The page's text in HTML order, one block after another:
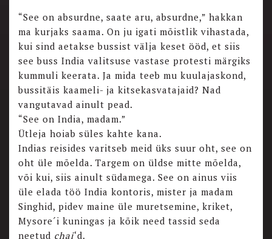
“See on absurdne, saate aru, absurdne,” hakkan
ma kurjaks saama. On ju igati mõistlik vihastada,
kui sind aetakse bussist välja keset ööd, et siis
see buss India valitsuse vastase protesti märgiks
kummuli keerata. Ja mida teeb mu kuulajaskond,
bussitäis kaameli- ja kitsekasvatajaid? Nad
vangutavad ainult pead.
“See on India, madam.”
Ütleja hoiab süles kahte kana.
Indias reisides varitseb meid üks suur oht, see on
oht üle mõelda. Targem on üldse mitte mõelda,
või kui, siis ainult südamega. See on ainus viis
üle elada töö India kontoris, mister ja madam
Singhid, pidev maine üle muretsemine, kriket,
Mysore´i kuningas ja kõik need tassid seda
neetud chai‘d.